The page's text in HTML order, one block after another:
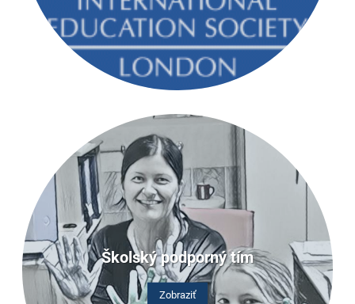
Školský podporný tím
Zobraziť